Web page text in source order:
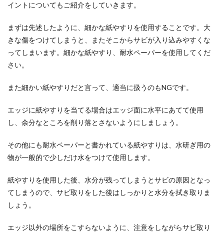
すよね。どうすれば飛ぶようになるのか、すぐに
ても知りたい...
いフォームと継続について
習法や姿勢などについてご紹介いたします。せっ
かく...
水泳の上達にかかせないビート板の使
水泳のビート板の正しい使い方とはどのような姿
イントについてもご紹介をしていきます。
まずは先述したように、細かな紙やすりを使用することです。大
きな傷をつけてしまうと、またそこからサビが入り込みやすくな
ってしまいます。細かな紙やすり、耐水ペーパーを使用してくだ
さい。
また細かい紙やすりだと言って、適当に扱うのもNGです。
エッジに紙やすりを当てる場合はエッジ面に水平にあてて使用
し、余分なところを削り落とさないようにしましょう。
その他にも耐水ペーパーと書かれている紙やすりは、水研ぎ用の
物が一般的で少しだけ水をつけて使用します。
紙やすりを使用した後、水分が残ってしまうとサビの原因となっ
てしまうので、サビ取りをした後はしっかりと水分を拭き取りま
しょう。
エッジ以外の場所をこすらないように、注意をしながらサビ取り